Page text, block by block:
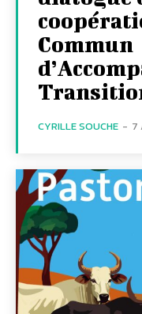
Commun
CYRILLE SOUCHE - 7